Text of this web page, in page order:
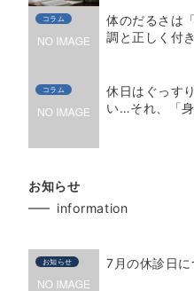
コラム
体のだるさは
調と正しく付
コラム
休日はぐっす
い…それ、「
お知らせ
information
お知らせ 7月の休診日に